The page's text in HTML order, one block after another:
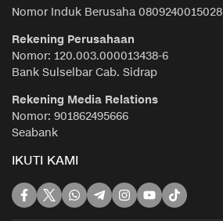
Nomor Induk Berusaha 0809240015028
Rekening Perusahaan
Nomor: 120.003.000013438-6
Bank Sulselbar Cab. Sidrap
Rekening Media Relations
Nomor: 901862495666
Seabank
IKUTI KAMI